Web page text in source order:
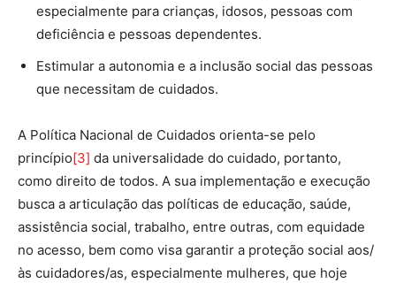
especialmente para crianças, idosos, pessoas com
deficiência e pessoas dependentes.
Estimular a autonomia e a inclusão social das pessoas
que necessitam de cuidados.
A Política Nacional de Cuidados orienta-se pelo
princípio[3] da universalidade do cuidado, portanto,
como direito de todos. A sua implementação e execução
busca a articulação das políticas de educação, saúde,
assistência social, trabalho, entre outras, com equidade
no acesso, bem como visa garantir a proteção social aos/
às cuidadores/as, especialmente mulheres, que hoje